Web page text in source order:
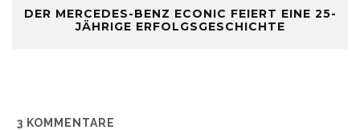
DER MERCEDES-BENZ ECONIC FEIERT EINE 25-
JÄHRIGE ERFOLGSGESCHICHTE
3 KOMMENTARE